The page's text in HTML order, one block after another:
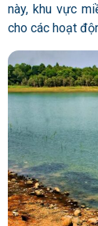
này, khu vực
cho các hoạt